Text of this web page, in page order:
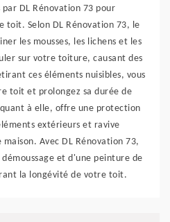
par DL Rénovation 73 pour
toit. Selon DL Rénovation 73, le
les mousses, les lichens et les
sur votre toiture, causant des
ces éléments nuisibles, vous
toit et prolongez sa durée de
à elle, offre une protection
extérieurs et ravive
Avec DL Rénovation 73,
et d'une peinture de
la longévité de votre toit.